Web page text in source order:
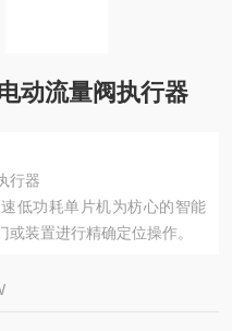
动流量阀执行器
行器
低功耗单片机为枋心的智能
装置进行精确定位操作。